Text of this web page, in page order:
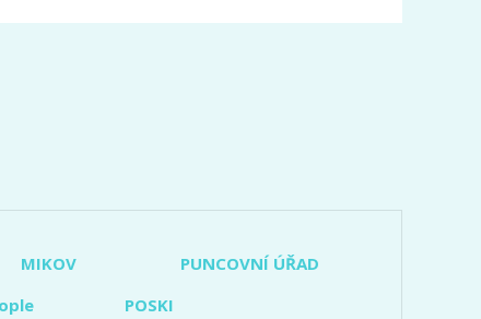
MIKOV
PUNCOVNÍ ÚŘAD
POSKI